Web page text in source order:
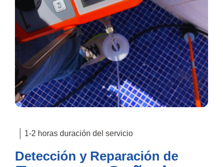
1-2 horas duración del servicio
Detección y Reparación de